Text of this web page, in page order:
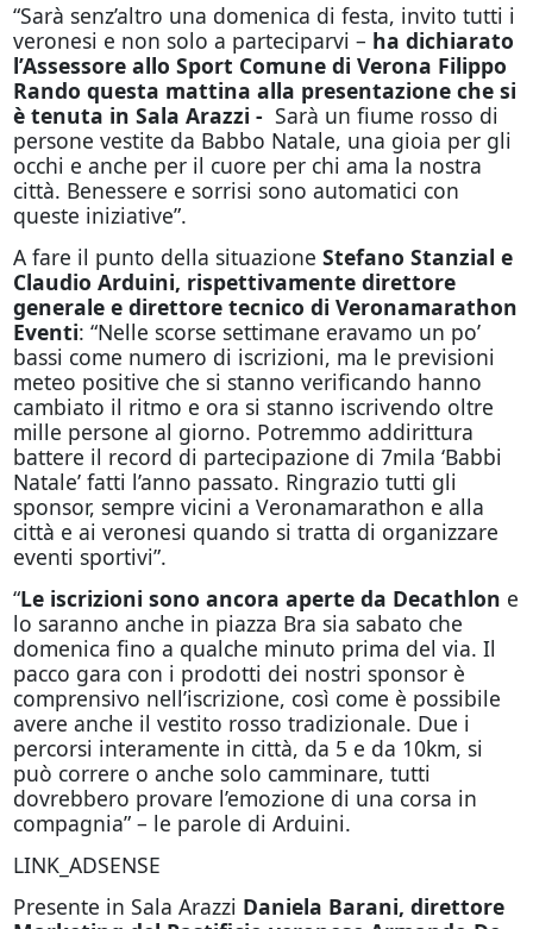
“Sarà senz’altro una domenica di festa, invito tutti i
veronesi e non solo a parteciparvi – ha dichiarato
l’Assessore allo Sport Comune di Verona Filippo
Rando questa mattina alla presentazione che si
è tenuta in Sala Arazzi - Sarà un fiume rosso di
persone vestite da Babbo Natale, una gioia per gli
occhi e anche per il cuore per chi ama la nostra
città. Benessere e sorrisi sono automatici con
queste iniziative”.
A fare il punto della situazione Stefano Stanzial e
Claudio Arduini, rispettivamente direttore
generale e direttore tecnico di Veronamarathon
Eventi: “Nelle scorse settimane eravamo un po’
bassi come numero di iscrizioni, ma le previsioni
meteo positive che si stanno verificando hanno
cambiato il ritmo e ora si stanno iscrivendo oltre
mille persone al giorno. Potremmo addirittura
battere il record di partecipazione di 7mila ‘Babbi
Natale’ fatti l’anno passato. Ringrazio tutti gli
sponsor, sempre vicini a Veronamarathon e alla
città e ai veronesi quando si tratta di organizzare
eventi sportivi”.
“Le iscrizioni sono ancora aperte da Decathlon e
lo saranno anche in piazza Bra sia sabato che
domenica fino a qualche minuto prima del via. Il
pacco gara con i prodotti dei nostri sponsor è
comprensivo nell’iscrizione, così come è possibile
avere anche il vestito rosso tradizionale. Due i
percorsi interamente in città, da 5 e da 10km, si
può correre o anche solo camminare, tutti
dovrebbero provare l’emozione di una corsa in
compagnia” – le parole di Arduini.
LINK_ADSENSE
Presente in Sala Arazzi Daniela Barani, direttore